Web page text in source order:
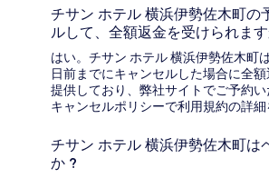
チサン ホテル 横浜伊勢佐木町の
ルして、全額返金を受けられま
はい。チサン ホテル 横浜伊勢佐木町
日前までにキャンセルした場合に全
提供しており、弊社サイトでご予約
キャンセルポリシーで利用規約の詳細
チサン ホテル 横浜伊勢佐木町は
か ?